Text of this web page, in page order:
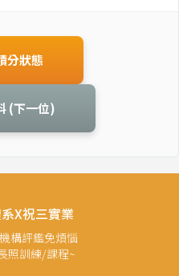
分狀態
(下一位)
x祝三實業
構評鑑免煩惱
照訓練/課程~